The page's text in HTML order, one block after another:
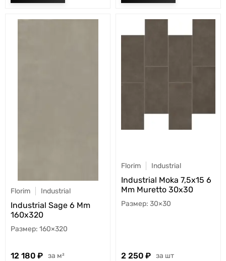
Florim Industrial
Industrial Sage 6 Mm
160x320
160×320
12 180 м²
Florim Industrial
Industrial Moka 7,5x15 6
Mm Muretto 30x30
30×30
2 250 шт